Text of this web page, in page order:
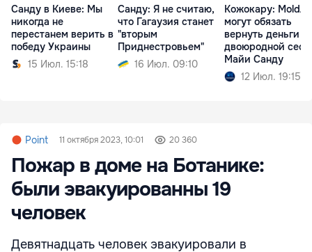
Санду в Киеве: Мы
никогда не
перестанем верить в
победу Украины
15 Июл. 15:18
Санду: Я не считаю,
что Гагаузия станет
"вторым
Приднестровьем"
16 Июл. 09:10
Кожокару:
могут обязать
вернуть деньги
двоюродной
Майи Санду
12 Июл. 19:15
Point 11 октября 2023, 10:01 20 360
Пожар в доме на Ботанике:
были эвакуированны 19
человек
Девятнадцать человек эвакуировали в